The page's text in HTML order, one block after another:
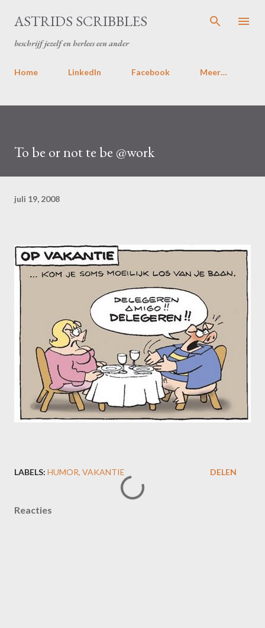
Doorgaan naar hoofdcontent
ASTRIDS SCRIBBLES
beschrijf jezelf en herlees een ander
Home LinkedIn Facebook Meer…
To be or not te be @work
juli 19, 2008
LABELS: HUMOR VAKANTIE DELEN
Reacties